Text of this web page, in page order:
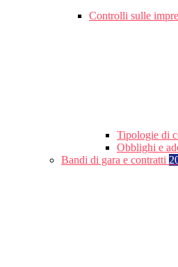
Controlli sulle
Tipologie di
Obblighi e
Bandi di gara e contratti